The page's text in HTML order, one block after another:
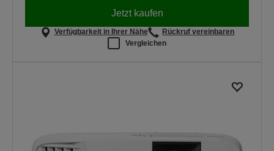
Jetzt kaufen
Verfügbarkeit in Ihrer Nähe
Rückruf vereinbaren
Vergleichen